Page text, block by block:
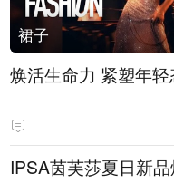
裙子
焕活生命力 紧塑年轻
IPSA茵芙莎夏日新